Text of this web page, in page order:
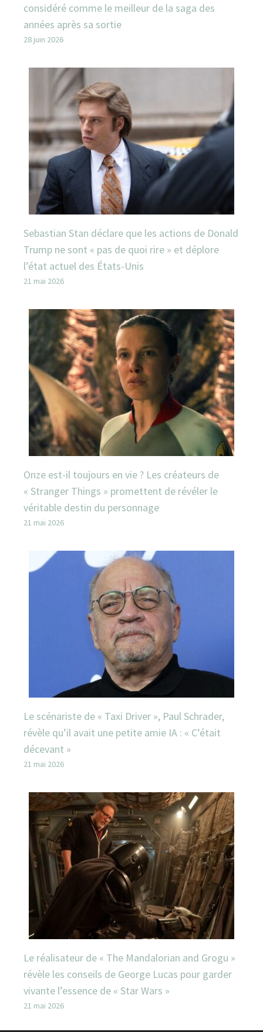
considéré comme le meilleur de la saga des
années après sa sortie
28 juin 2026
Sebastian Stan déclare que les actions de Donald
Trump ne sont « pas de quoi rire » et déplore
l’état actuel des États-Unis
21 mai 2026
Onze est-il toujours en vie ? Les créateurs de
« Stranger Things » promettent de révéler le
véritable destin du personnage
21 mai 2026
Le scénariste de « Taxi Driver », Paul Schrader,
révèle qu’il avait une petite amie IA : « C’était
décevant »
21 mai 2026
Le réalisateur de « The Mandalorian and Grogu »
révèle les conseils de George Lucas pour garder
vivante l’essence de « Star Wars »
21 mai 2026